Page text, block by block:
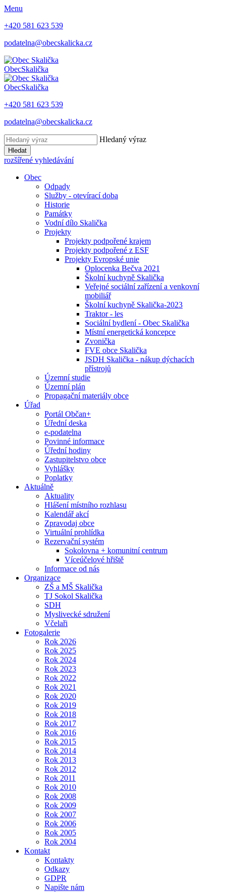
Menu
+420 581 623 539
podatelna@obecskalicka.cz
ObecSkalička
ObecSkalička
+420 581 623 539
podatelna@obecskalicka.cz
Hledaný výraz
Hledat
rozšířené vyhledávání
Obec
Odpady
Služby - otevírací doba
Historie
Památky
Vodní dílo Skalička
Projekty
Projekty podpořené krajem
Projekty podpořené z ESF
Projekty Evropské unie
Oplocenka Bečva 2021
Školní kuchyně Skalička
Veřejné sociální zařízení a venkovní
mobiliář
Školní kuchyně Skalička-2023
Traktor - les
Sociální bydlení - Obec Skalička
Místní energetická koncepce
Zvonička
FVE obce Skalička
JSDH Skalička - nákup dýchacích
přístrojů
Územní studie
Územní plán
Propagační materiály obce
Úřad
Portál Občan+
Úřední deska
e-podatelna
Povinné informace
Úřední hodiny
Zastupitelstvo obce
Vyhlášky
Poplatky
Aktuálně
Aktuality
Hlášení místního rozhlasu
Kalendář akcí
Zpravodaj obce
Virtuální prohlídka
Rezervační systém
Sokolovna + komunitní centrum
Víceúčelové hřiště
Informace od nás
Organizace
ZŠ a MŠ Skalička
TJ Sokol Skalička
SDH
Myslivecké sdružení
Včelaři
Fotogalerie
Rok 2026
Rok 2025
Rok 2024
Rok 2023
Rok 2022
Rok 2021
Rok 2020
Rok 2019
Rok 2018
Rok 2017
Rok 2016
Rok 2015
Rok 2014
Rok 2013
Rok 2012
Rok 2011
Rok 2010
Rok 2008
Rok 2009
Rok 2007
Rok 2006
Rok 2005
Rok 2004
Kontakt
Kontakty
Odkazy
GDPR
Napište nám